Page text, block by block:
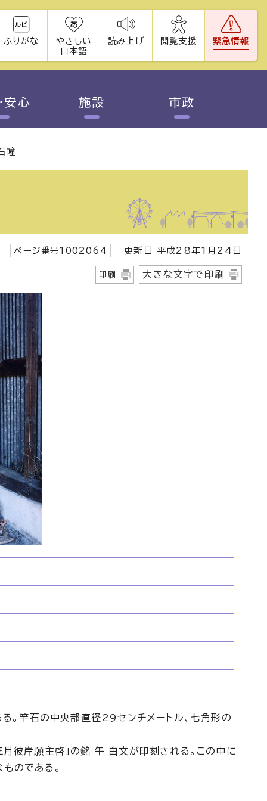
ふりがな
やさしい
日本語
読み上げ 閲覧支援 緊急情報
安心 施設 市政
幢
ページ番号1002064 更新日 平成28年1月24日
印刷 大きな文字で印刷
。竿石の中央部直径29センチメートル、七角形の
岸願主啓」の銘 午 白文が印刻される。この中に
のである。